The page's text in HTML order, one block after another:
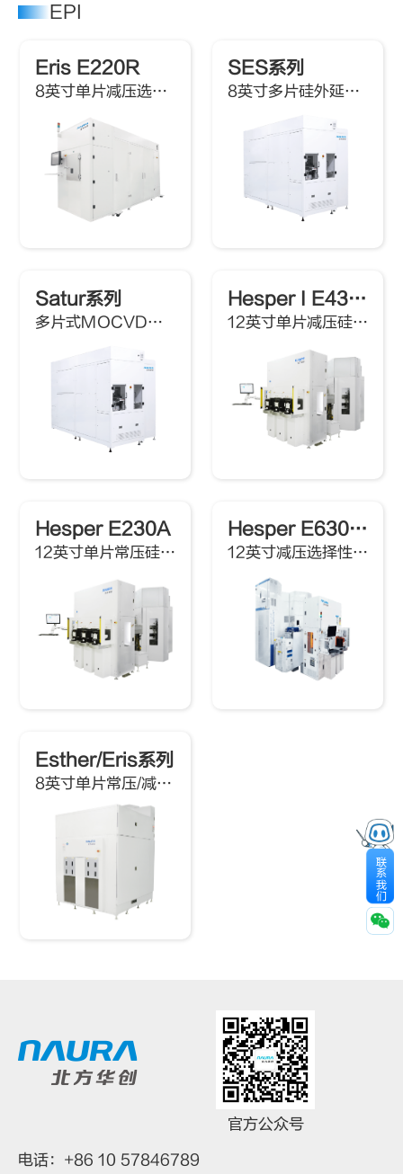
EPI
Eris E220R
8英寸单片减压选择性外延系统
SES系列
8英寸多片硅外延系统
Satur系列
多片式MOCVD系统
Hesper I E430R
12英寸单片减压硅外延系统
Hesper E230A
12英寸单片常压硅外延系统
Hesper E630R系列
12英寸减压选择性外延系统
Esther/Eris系列
8英寸单片常压/减压硅外延系统
电话：+86 10 57846789
官方公众号
联
系
我
们